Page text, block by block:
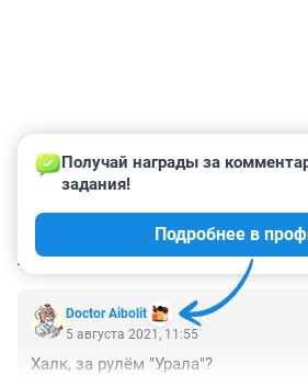
КОММЕНТАРИИ 1
Doctor Aibolit
Получай награды за
задания!
Подробнее в
5 августа 2021, 11:55
Халк, за рулём "Урала"?